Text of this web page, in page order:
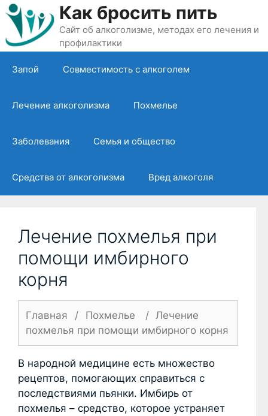
Перейти
содержимому
Как бросить пить
Сайт об алкоголизме, методах его лечения и
профилактики
Запой Совместимость с алкоголем
Лечение алкоголизма Похмелье
Заболевания Семья и общество
Средства от алкоголизма Вред алкоголя
Лечение похмелья при
помощи имбирного
корня
Главная / Похмелье / Лечение
похмелья при помощи имбирного корня
В народной медицине есть множество
рецептов, помогающих справиться с
последствиями пьянки. Имбирь от
похмелья – средство, которое устраняет